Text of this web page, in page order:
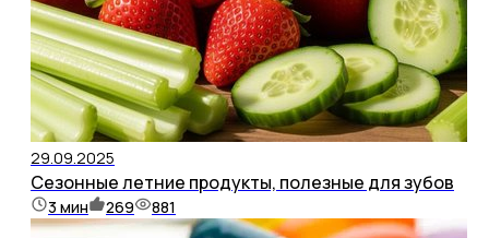
29.09.2025
Сезонные летние продукты, полезные для зубов
3 мин 269 881